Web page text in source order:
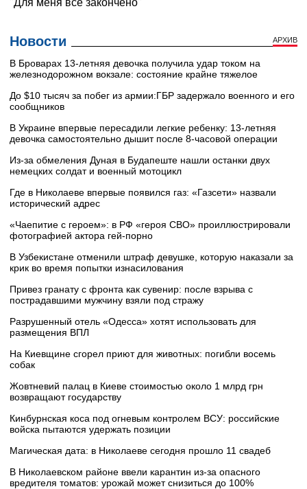
Новости АРХИВ
В Броварах 13-летняя девочка получила удар током на
железнодорожном вокзале: состояние крайне тяжелое
До $10 тысяч за побег из армии:ГБР задержало военного и его
сообщников
В Украине впервые пересадили легкие ребенку: 13-летняя
девочка самостоятельно дышит после 8-часовой операции
Из-за обмеления Дуная в Будапеште нашли останки двух
немецких солдат и военный мотоцикл
Где в Николаеве впервые появился газ: «Газсети» назвали
исторический адрес
«Чаепитие с героем»: в РФ «героя СВО» проиллюстрировали
фотографией актора гей-порно
В Узбекистане отменили штраф девушке, которую наказали за
крик во время попытки изнасилования
Привез гранату с фронта как сувенир: после взрыва с
пострадавшими мужчину взяли под стражу
Разрушенный отель «Одесса» хотят использовать для
размещения ВПЛ
На Киевщине сгорел приют для животных: погибли восемь
собак
Жовтневий палац в Киеве стоимостью около 1 млрд грн
возвращают государству
Кинбурнская коса под огневым контролем ВСУ: российские
войска пытаются удержать позиции
Магическая дата: в Николаеве сегодня прошло 11 свадеб
В Николаевском районе ввели карантин из-за опасного
вредителя томатов: урожай может снизиться до 100%